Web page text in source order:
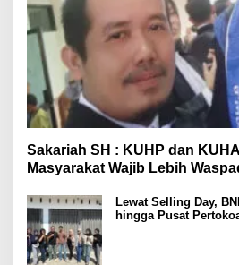
Sakariah SH : KUHP dan
Masyarakat Wajib Lebih
Lewat Selling Day,
hingga Pusat